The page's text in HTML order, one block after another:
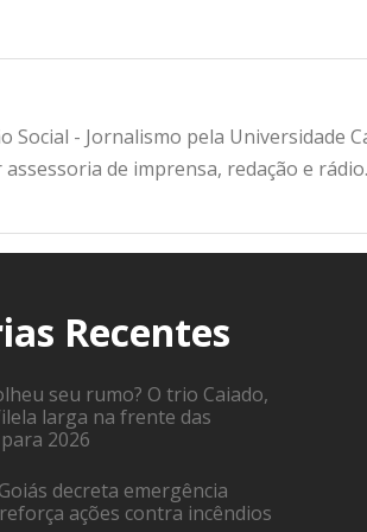
Social - Jornalismo pela Universidade
de imprensa, redação e rádio.
Recentes
seu rumo? O trio Caiado,
larga na frente das
2026
decreta emergência
ações contra incêndios